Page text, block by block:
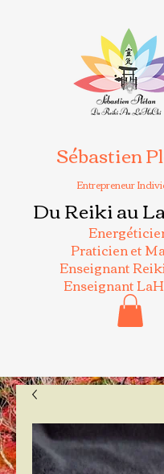
Sébastien
Entrepreneur
Du Reiki au
Praticien et
Enseignant
Enseignant